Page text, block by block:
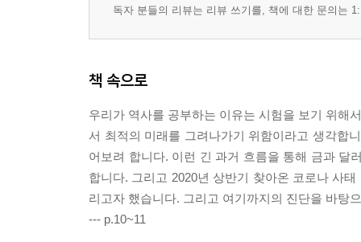
독자 분들의 리뷰는 리뷰 쓰기를, 책에 대한 문의는
책 속으로
우리가 역사를 공부하는 이유는 시험을 보기 위해
서 최적의 미래를 그려나가기 위함이라고 생각합
어보려 합니다. 이런 긴 과거 흐름을 통해 금과 달
합니다. 그리고 2020년 상반기 찾아온 코로나 사
리고자 했습니다. 그리고 여기까지의 진단을 바탕
--- p.10~11